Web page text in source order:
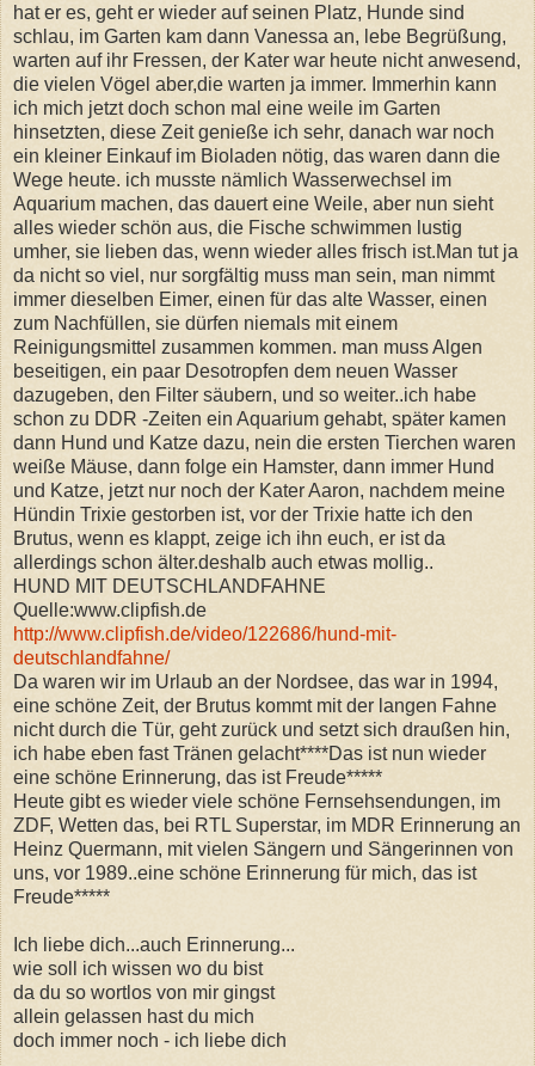
hat er es, geht er wieder auf seinen Platz, Hunde sind
schlau, im Garten kam dann Vanessa an, lebe Begrüßung,
warten auf ihr Fressen, der Kater war heute nicht anwesend,
die vielen Vögel aber,die warten ja immer. Immerhin kann
ich mich jetzt doch schon mal eine weile im Garten
hinsetzten, diese Zeit genieße ich sehr, danach war noch
ein kleiner Einkauf im Bioladen nötig, das waren dann die
Wege heute. ich musste nämlich Wasserwechsel im
Aquarium machen, das dauert eine Weile, aber nun sieht
alles wieder schön aus, die Fische schwimmen lustig
umher, sie lieben das, wenn wieder alles frisch ist.Man tut ja
da nicht so viel, nur sorgfältig muss man sein, man nimmt
immer dieselben Eimer, einen für das alte Wasser, einen
zum Nachfüllen, sie dürfen niemals mit einem
Reinigungsmittel zusammen kommen. man muss Algen
beseitigen, ein paar Desotropfen dem neuen Wasser
dazugeben, den Filter säubern, und so weiter..ich habe
schon zu DDR -Zeiten ein Aquarium gehabt, später kamen
dann Hund und Katze dazu, nein die ersten Tierchen waren
weiße Mäuse, dann folge ein Hamster, dann immer Hund
und Katze, jetzt nur noch der Kater Aaron, nachdem meine
Hündin Trixie gestorben ist, vor der Trixie hatte ich den
Brutus, wenn es klappt, zeige ich ihn euch, er ist da
allerdings schon älter.deshalb auch etwas mollig..
HUND MIT DEUTSCHLANDFAHNE
Quelle:www.clipfish.de
http://www.clipfish.de/video/122686/hund-mit-
deutschlandfahne/
Da waren wir im Urlaub an der Nordsee, das war in 1994,
eine schöne Zeit, der Brutus kommt mit der langen Fahne
nicht durch die Tür, geht zurück und setzt sich draußen hin,
ich habe eben fast Tränen gelacht****Das ist nun wieder
eine schöne Erinnerung, das ist Freude*****
Heute gibt es wieder viele schöne Fernsehsendungen, im
ZDF, Wetten das, bei RTL Superstar, im MDR Erinnerung an
Heinz Quermann, mit vielen Sängern und Sängerinnen von
uns, vor 1989..eine schöne Erinnerung für mich, das ist
Freude*****
Ich liebe dich...auch Erinnerung...
wie soll ich wissen wo du bist
da du so wortlos von mir gingst
allein gelassen hast du mich
doch immer noch - ich liebe dich